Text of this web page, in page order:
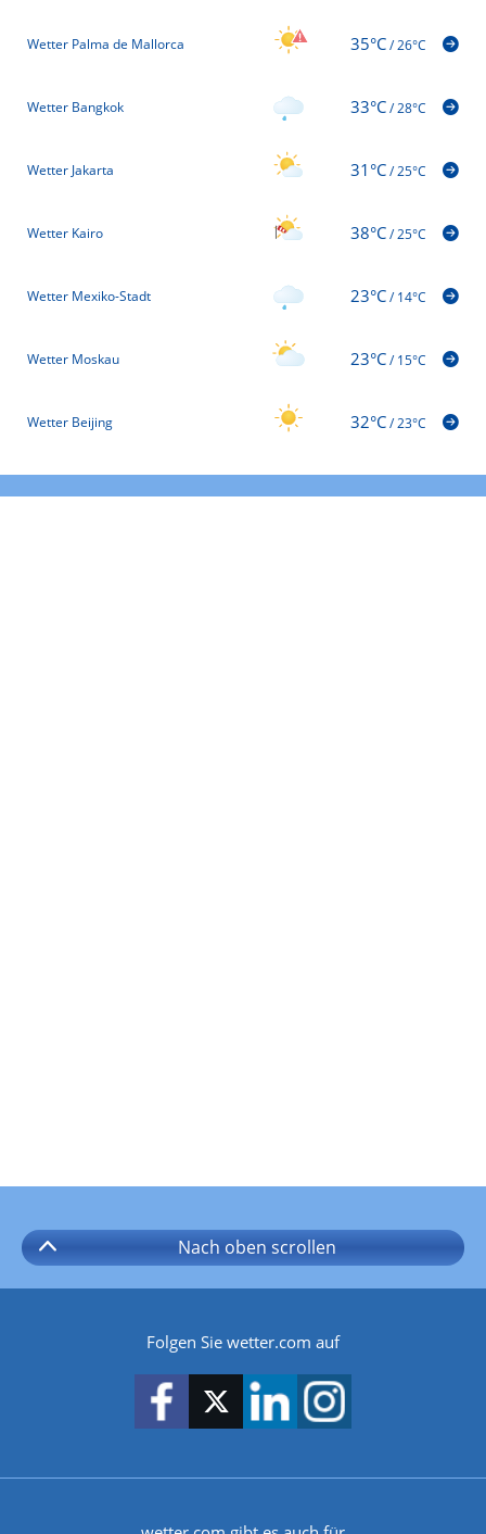
Wetter Palma de Mallorca 35°C/26°C
Wetter Bangkok 33°C/28°C
Wetter Jakarta 31°C/25°C
Wetter Kairo 38°C/25°C
Wetter Mexiko-Stadt 23°C/14°C
Wetter Moskau 23°C/15°C
Wetter Beijing 32°C/23°C
Nach oben scrollen
Folgen Sie wetter.com auf